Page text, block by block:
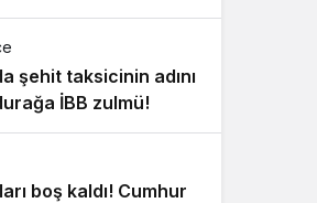
şehit taksicinin adını
İBB zulmü!
boş kaldı! Cumhur